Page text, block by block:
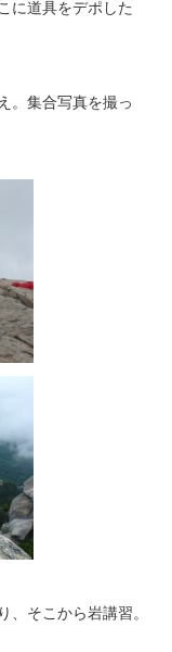
に道具をデポした
。集合写真を撮っ
、そこから岩講習。